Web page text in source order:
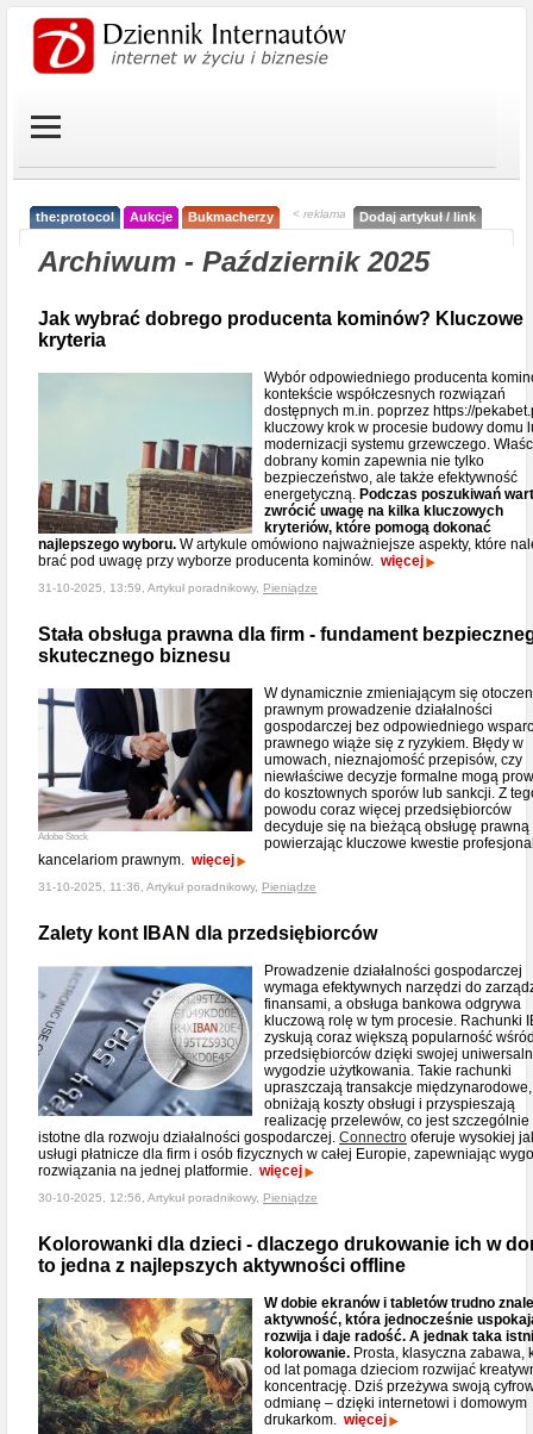
the:protocol Aukcje Bukmacherzy < reklama Dodaj artykuł / link
Archiwum - Październik 2025
Jak wybrać dobrego producenta kominów? Kluczowe
kryteria
Wybór odpowiedniego producenta
kontekście współczesnych rozwiązań
dostępnych m.in. poprzez https://
kluczowy krok w procesie budowy domu
modernizacji systemu grzewczego.
dobrany komin zapewnia nie tylko
bezpieczeństwo, ale także efektywność
energetyczną. Podczas poszukiwań
zwrócić uwagę na kilka kluczowych
kryteriów, które pomogą dokonać
najlepszego wyboru. W artykule omówiono najważniejsze aspekty, które
brać pod uwagę przy wyborze producenta kominów. więcej
31-10-2025, 13:59, Artykuł poradnikowy, Pieniądze
Stała obsługa prawna dla firm - fundament
skutecznego biznesu
Adobe Stock
W dynamicznie zmieniającym się
prawnym prowadzenie działalności
gospodarczej bez odpowiedniego
prawnego wiąże się z ryzykiem. Błędy w
umowach, nieznajomość przepisów, czy
niewłaściwe decyzje formalne mogą
do kosztownych sporów lub sankcji. Z
powodu coraz więcej przedsiębiorców
decyduje się na bieżącą obsługę prawną
powierzając kluczowe kwestie
kancelariom prawnym. więcej
31-10-2025, 11:36, Artykuł poradnikowy, Pieniądze
Zalety kont IBAN dla przedsiębiorców
Prowadzenie działalności gospodarczej
wymaga efektywnych narzędzi do
finansami, a obsługa bankowa odgrywa
kluczową rolę w tym procesie. Rachunki
zyskują coraz większą popularność
przedsiębiorców dzięki swojej
wygodzie użytkowania. Takie rachunki
upraszczają transakcje międzynarodowe,
obniżają koszty obsługi i przyspieszają
realizację przelewów, co jest szczególnie
istotne dla rozwoju działalności gospodarczej. Connectro oferuje wysokiej
usługi płatnicze dla firm i osób fizycznych w całej Europie, zapewniając
rozwiązania na jednej platformie. więcej
30-10-2025, 12:56, Artykuł poradnikowy, Pieniądze
Kolorowanki dla dzieci - dlaczego drukowanie ich w
to jedna z najlepszych aktywności offline
W dobie ekranów i tabletów trudno
aktywność, która jednocześnie
rozwija i daje radość. A jednak taka
kolorowanie. Prosta, klasyczna zabawa,
od lat pomaga dzieciom rozwijać
koncentrację. Dziś przeżywa swoją
odmianę – dzięki internetowi i domowym
drukarkom. więcej